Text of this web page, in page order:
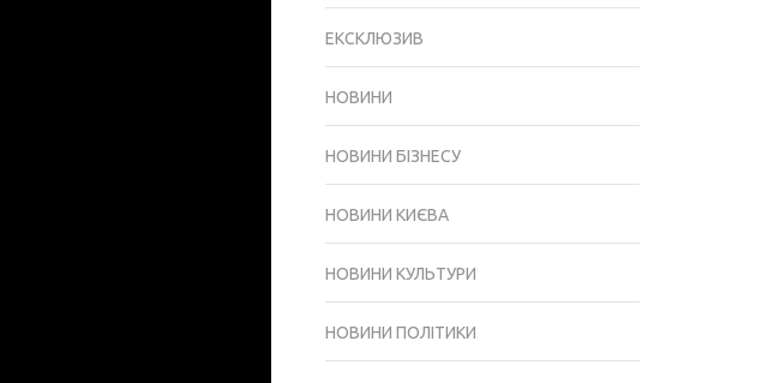
ЕКСКЛЮЗИВ
НОВИНИ
НОВИНИ БІЗНЕСУ
НОВИНИ КИЄВА
НОВИНИ КУЛЬТУРИ
НОВИНИ ПОЛІТИКИ